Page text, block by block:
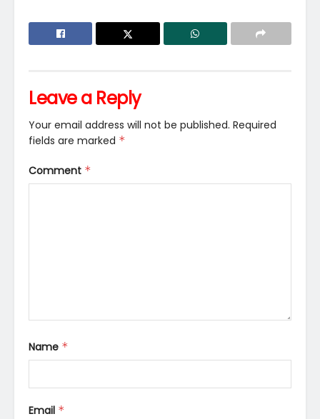
Leave a Reply
Your email address will not be published. Required
fields are marked *
Comment *
Name *
Email *